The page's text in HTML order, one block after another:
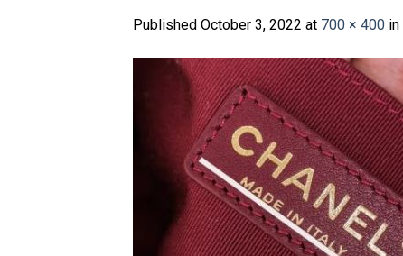
Published October 3, 2022 at 700 × 400 in